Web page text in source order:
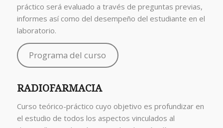
práctico será evaluado a través de preguntas previas,
informes así como del desempeño del estudiante en el
laboratorio.
Programa del curso
RADIOFARMACIA
Curso teórico-práctico cuyo objetivo es profundizar en
el estudio de todos los aspectos vinculados al